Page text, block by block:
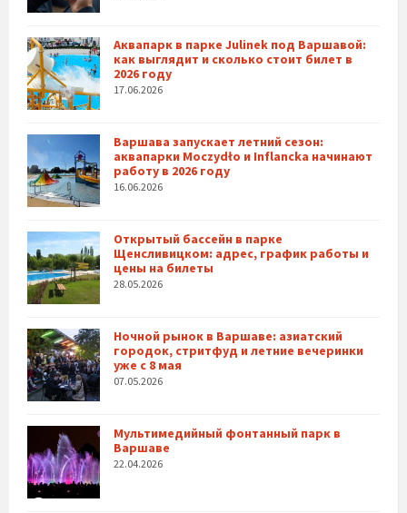
Аквапарк в парке Julinek под Варшавой:
как выглядит и сколько стоит билет в
2026 году
17.06.2026
Варшава запускает летний сезон:
аквапарки Moczydło и Inflancka начинают
работу в 2026 году
16.06.2026
Открытый бассейн в парке
Щенсливицком: адрес, график работы и
цены на билеты
28.05.2026
Ночной рынок в Варшаве: азиатский
городок, стритфуд и летние вечеринки
уже с 8 мая
07.05.2026
Мультимедийный фонтанный парк в
Варшаве
22.04.2026